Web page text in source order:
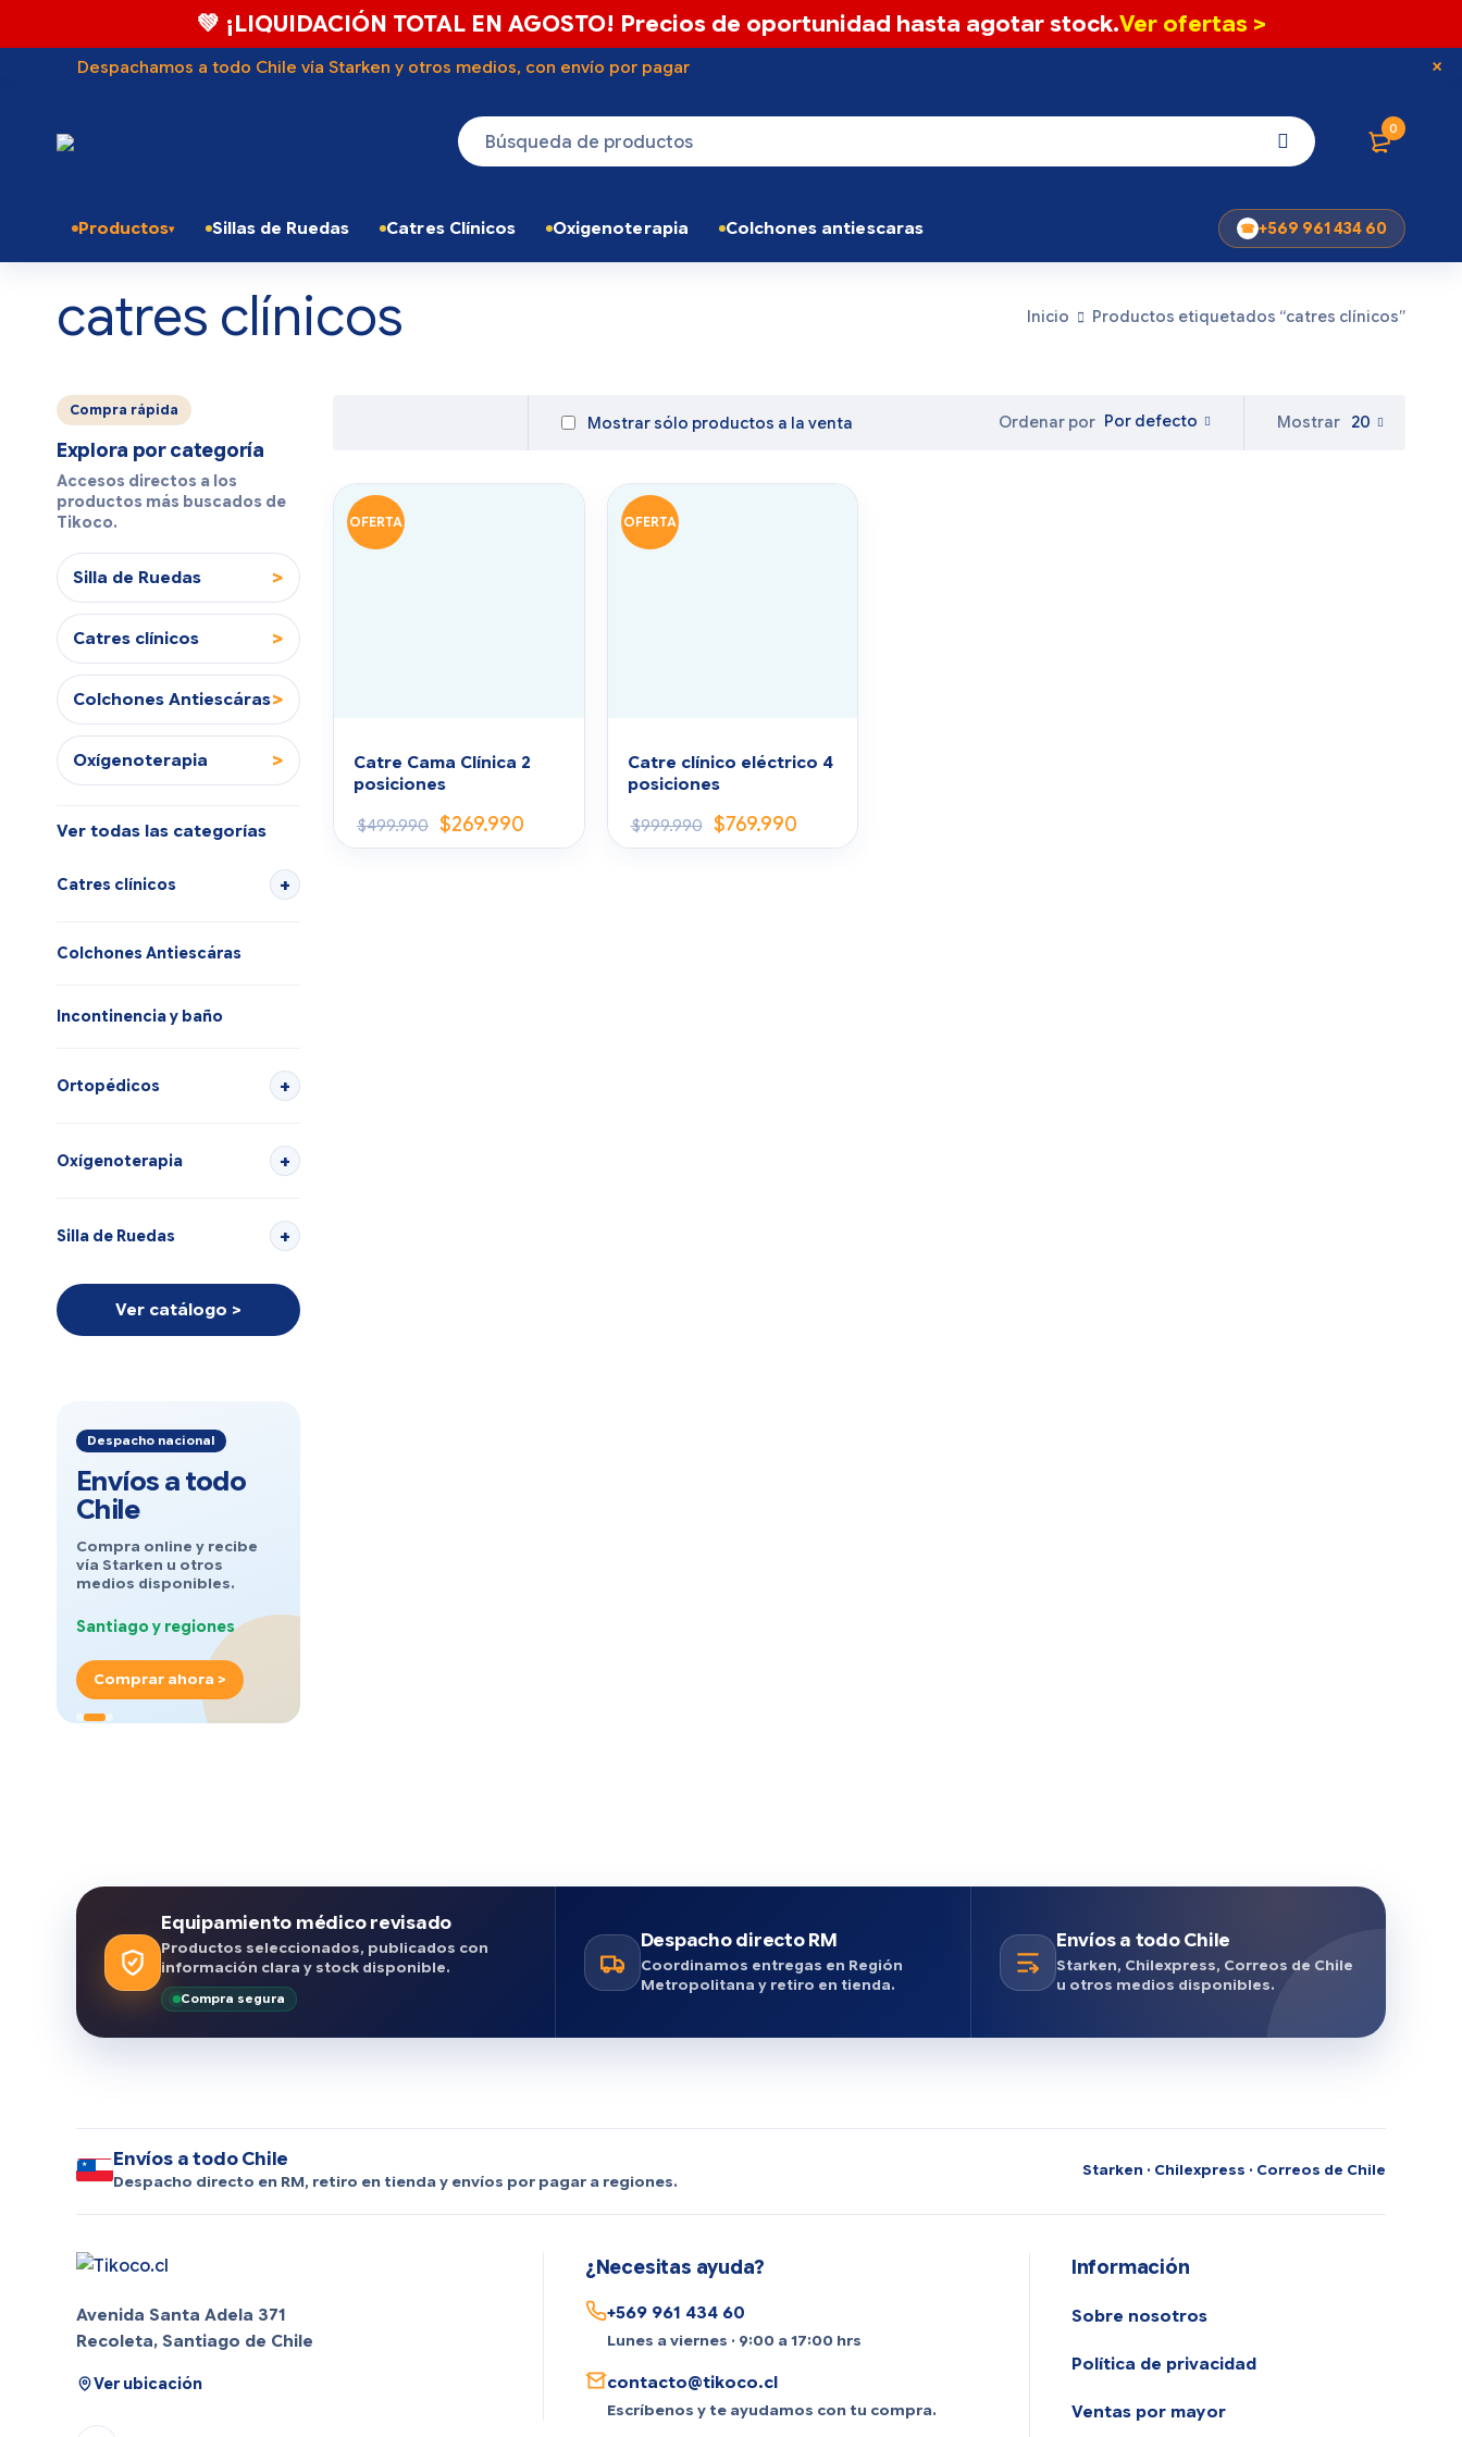
💚 ¡LIQUIDACIÓN TOTAL EN AGOSTO! Precios de oportunidad hasta agotar stock.Ver ofertas >
Despachamos a todo Chile vía Starken y otros medios, con envío por pagar
0
Productos Sillas de Ruedas Catres Clínicos Oxigenoterapia Colchones antiescaras +569 961 434 60
Inicio Productos etiquetados “catres clínicos”
catres clínicos
Compra rápida
Explora por categoría
Accesos directos a los
productos más buscados de
Tikoco.
Silla de Ruedas >
Catres clínicos >
Colchones Antiescáras>
Oxígenoterapia >
Ver todas las categorías
Catres clínicos
Colchones Antiescáras
Incontinencia y baño
Ortopédicos
Oxígenoterapia
Silla de Ruedas
Ver catálogo >
Despacho nacional
Envíos a todo
Chile
Compra online y recibe
vía Starken u otros
medios disponibles.
Santiago y regiones
Comprar ahora >
Ordenar por Por defecto
Mostrar sólo productos a la venta Mostrar 20
OFERTA
Catre Cama Clínica 2
posiciones
$499.990 $269.990
OFERTA
Catre clínico eléctrico 4
posiciones
$999.990 $769.990
Equipamiento médico revisado
Productos seleccionados, publicados con
información clara y stock disponible.
Compra segura
Despacho directo RM
Coordinamos entregas en Región
Metropolitana y retiro en tienda.
Envíos a todo Chile
Starken, Chilexpress, Correos de Chile
u otros medios disponibles.
Envíos a todo Chile
Despacho directo en RM, retiro en tienda y envíos por pagar a regiones.
Starken · Chilexpress · Correos de Chile
Avenida Santa Adela 371
Recoleta, Santiago de Chile
Ver ubicación
¿Necesitas ayuda?
+569 961 434 60
Lunes a viernes · 9:00 a 17:00 hrs
contacto@tikoco.cl
Escríbenos y te ayudamos con tu compra.
Información
Sobre nosotros
Política de privacidad
Ventas por mayor